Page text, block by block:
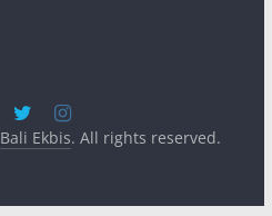
Bali Ekbis. All rights reserved.